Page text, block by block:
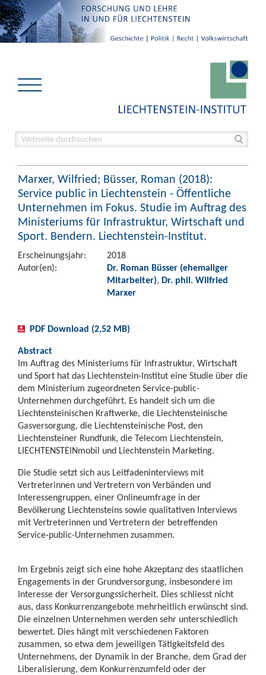
Marxer, Wilfried; Büsser, Roman (2018):
Service public in Liechtenstein - Öffentliche
Unternehmen im Fokus. Studie im Auftrag des
Ministeriums für Infrastruktur, Wirtschaft und
Sport. Bendern. Liechtenstein-Institut.
Erscheinungsjahr:
2018
Autor(en):
Dr. Roman Büsser (ehemaliger
Mitarbeiter), Dr. phil. Wilfried
Marxer
PDF Download (2,52 MB)
Abstract
Im Auftrag des Ministeriums für Infrastruktur, Wirtschaft
und Sport hat das Liechtenstein-Institut eine Studie über die
dem Ministerium zugeordneten Service-public-
Unternehmen durchgeführt. Es handelt sich um die
Liechtensteinischen Kraftwerke, die Liechtensteinische
Gasversorgung, die Liechtensteinische Post, den
Liechtensteiner Rundfunk, die Telecom Liechtenstein,
LIECHTENSTEINmobil und Liechtenstein Marketing.
Die Studie setzt sich aus Leitfadeninterviews mit
Vertreterinnen und Vertretern von Verbänden und
Interessengruppen, einer Onlineumfrage in der
Bevölkerung Liechtensteins sowie qualitativen Interviews
mit Vertreterinnen und Vertretern der betreffenden
Service-public-Unternehmen zusammen.
Im Ergebnis zeigt sich eine hohe Akzeptanz des staatlichen
Engagements in der Grundversorgung, insbesondere im
Interesse der Versorgungssicherheit. Dies schliesst nicht
aus, dass Konkurrenzangebote mehrheitlich erwünscht sind.
Die einzelnen Unternehmen werden sehr unterschiedlich
bewertet. Dies hängt mit verschiedenen Faktoren
zusammen, so etwa dem jeweiligen Tätigkeitsfeld des
Unternehmens, der Dynamik in der Branche, dem Grad der
Liberalisierung, dem Konkurrenzumfeld oder der